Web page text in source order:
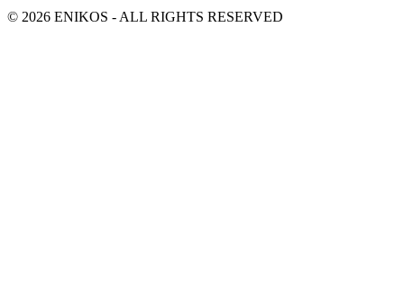
© 2026 ENIKOS - ALL RIGHTS RESERVED